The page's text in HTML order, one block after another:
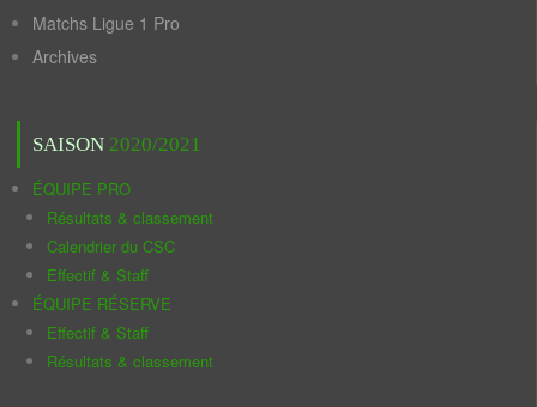
Matchs Ligue 1 Pro
Archives
SAISON 2020/2021
ÉQUIPE PRO
Résultats & classement
Calendrier du CSC
Effectif & Staff
ÉQUIPE RÉSERVE
Effectif & Staff
Résultats & classement